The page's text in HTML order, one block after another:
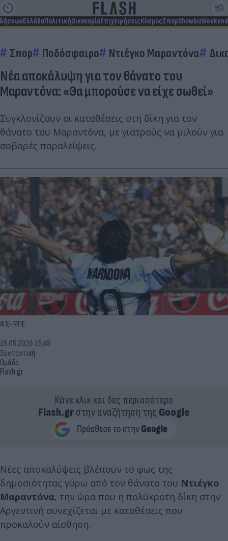
ΕλλάδαΠολιτικήΟικονομίαΕπιχειρήσειςΚόσμοςΣπορShowbizWeekend
Σπορ Ποδόσφαιρο Ντιέγκο Μαραντόνα
Νέα αποκάλυψη για τον θάνατο του
Μαραντόνα: «Θα μπορούσε να είχε σωθεί»
Συγκλονίζουν οι καταθέσεις στη δίκη για τον
θάνατο του Μαραντόνα, με γιατρούς να μιλούν για
σοβαρές παραλείψεις.
ΑΠΕ-ΜΠΕ
Συντακτική
Ομάδα
Flash.gr
15.05.2026 15:45
Κάνε κλικ και δες περισσότερο
Flash.grστην αναζήτηση της Google
Νέες αποκαλύψεις βλέπουν το φως της
δημοσιότητας γύρω από τον θάνατο του Ντιέγκο
Μαραντόνα, την ώρα που η πολύκροτη δίκη στην
Αργεντινή συνεχίζεται με καταθέσεις που
προκαλούν αίσθηση.